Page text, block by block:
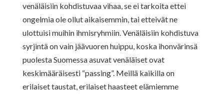
venäläisiin kohdistuvaa vihaa, se ei tarkoita ettei
ongelmia ole ollut aikaisemmin, tai etteivät ne
ulottuisi muihin ihmisryhmiin. Venäläisiin kohdistuva
syrjintä on vain jäävuoren huippu, koska ihonvärinsä
puolesta Suomessa asuvat venäläiset ovat
keskimääräisesti “passing”. Meillä kaikilla on
erilaiset taustat, erilaiset haasteet elämiemme